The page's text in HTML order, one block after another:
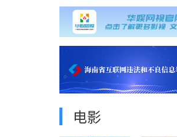
电影